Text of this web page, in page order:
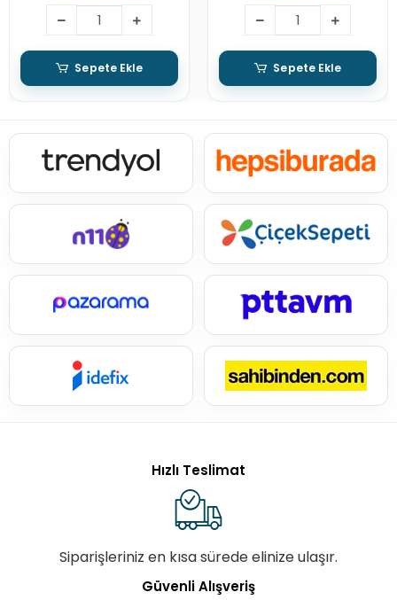
Sepete Ekle Sepete Ekle
Hızlı Teslimat
Siparişleriniz en kısa sürede elinize ulaşır.
Güvenli Alışveriş